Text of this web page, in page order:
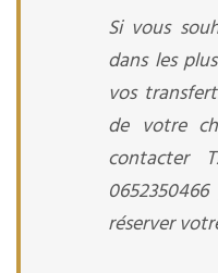
Si vous
dans les
vos
de votre
contacter
réserver